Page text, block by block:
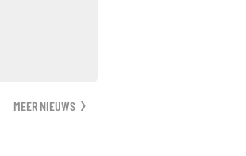
MEER NIEUWS